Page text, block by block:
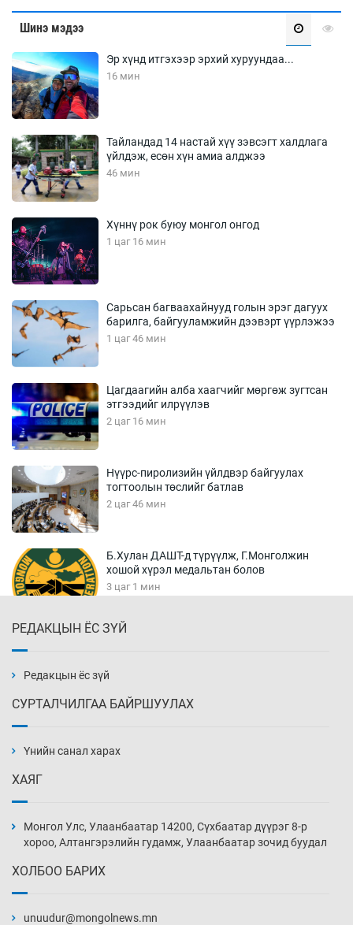
Шинэ мэдээ
Эр хүнд итгэхээр эрхий хуруундаа...
16 мин
Тайландад 14 настай хүү зэвсэгт халдлага
үйлдэж, есөн хүн амиа алджээ
46 мин
Хүннү рок буюу монгол онгод
1 цаг 16 мин
Сарьсан багваахайнууд голын эрэг дагуух
барилга, байгууламжийн дээвэрт үүрлэжээ
1 цаг 46 мин
Цагдаагийн алба хаагчийг мөргөж зугтсан
этгээдийг илрүүлэв
2 цаг 16 мин
Нүүрс-пиролизийн үйлдвэр байгуулах
тогтоолын төслийг батлав
2 цаг 46 мин
Б.Хулан ДАШТ-д түрүүлж, Г.Монголжин
хошой хүрэл медальтан болов
3 цаг 1 мин
3 цаг 16 мин
3 цаг 46 мин
4 цаг 16 мин
вий
РЕДАКЦЫН ЁС ЗҮЙ
Редакцын ёс зүй
СУРТАЛЧИЛГАА БАЙРШУУЛАХ
Үнийн санал харах
ХАЯГ
Монгол Улс, Улаанбаатар 14200, Сүхбаатар дүүрэг 8-р
хороо, Алтангэрэлийн гудамж, Улаанбаатар зочид буудал
ХОЛБОО БАРИХ
unuudur@mongolnews.mn